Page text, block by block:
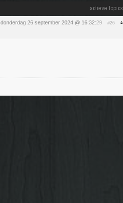
actieve topics
donderdag 26 september 2024 @ 16:32:29 #26